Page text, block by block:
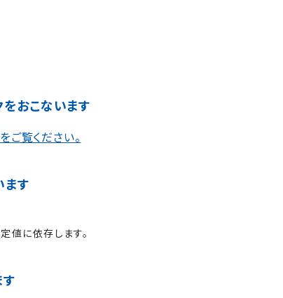
おこないます
ご覧ください。
ます
値に依存します。